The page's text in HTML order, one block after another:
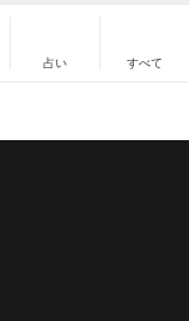
占い すべて